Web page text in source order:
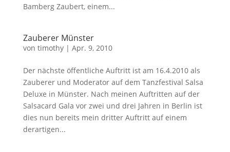
Bamberg Zaubert, einem...
Zauberer Münster
von timothy| Apr. 9, 2010
Der nächste öffentliche Auftritt ist am 16.4.2010 als
Zauberer und Moderator auf dem Tanzfestival Salsa
Deluxe in Münster. Nach meinen Auftritten auf der
Salsacard Gala vor zwei und drei Jahren in Berlin ist
dies nun bereits mein dritter Auftritt auf einem
derartigen...